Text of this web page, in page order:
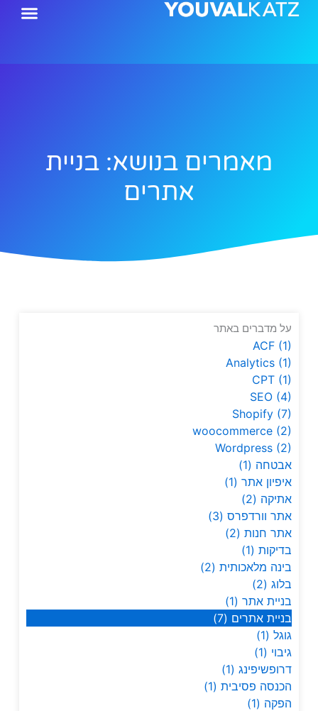
דילוג
מאמרים בנושא: בניית
אתרים
על מדברים באתר
ACF (1)
Analytics (1)
CPT (1)
SEO (4)
Shopify (7)
woocommerce (2)
Wordpress (2)
אבטחה (1)
איפיון אתר(1)
אתיקה (2)
אתר וורדפרס(3)
אתר חנות(2)
בדיקות(1)
בינה מלאכותית(2)
בלוג(2)
בניית אתר(1)
בניית אתרים (7)
גוגל(1)
גיבוי (1)
דרופשיפינג(1)
הכנסה פסיבית(1)
הפקה (1)